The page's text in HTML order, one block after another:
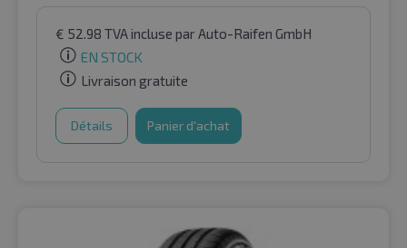
€ 52.98 TVA incluse par Auto-Raifen GmbH
EN STOCK
Livraison gratuite
Détails Panier d'achat